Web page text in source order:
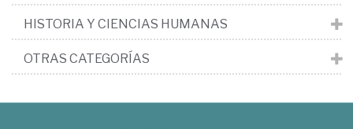
HISTORIA Y CIENCIAS HUMANAS
OTRAS CATEGORÍAS